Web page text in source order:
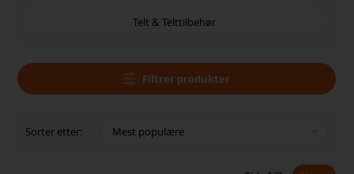
Telt & Telttilbehør
Filtrer produkter
Sorter etter: